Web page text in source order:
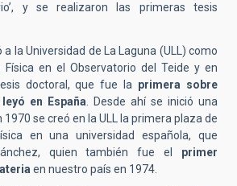
y se realizaron las primeras tesis
a la Universidad de La Laguna (ULL) como
en el Observatorio del Teide y en
doctoral, que fue la primera sobre
en España. Desde ahí se inició una
se creó en la ULL la primera plaza de
en una universidad española, que
quien también fue el primer
en nuestro país en 1974.